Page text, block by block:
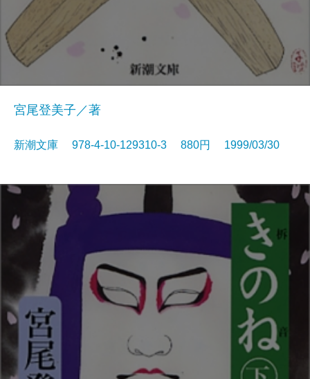
宮尾登美子／著
新潮文庫 978-4-10-129310-3 880円 1999/03/30